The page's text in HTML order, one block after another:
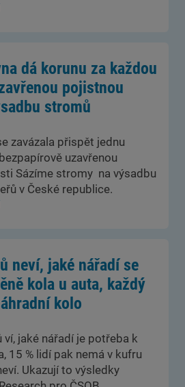
dá korunu za každou
pojistnou
stromů
zavázala přispět jednu
uzavřenou
Sázíme stromy na výsadbu
v České republice.
neví, jaké nářadí se
kola u auta, každý
kolo
jaké nářadí je potřeba k
15 % lidí pak nemá v kufru
Ukazují to výsledky